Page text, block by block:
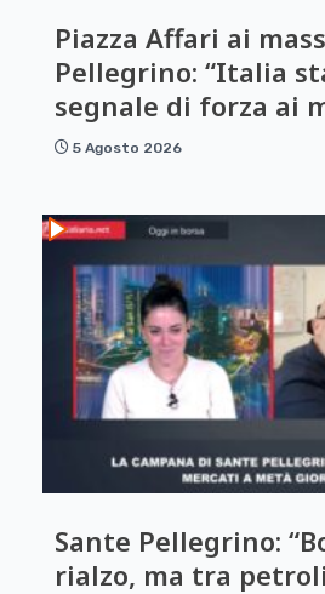
Piazza Affari ai
Pellegrino: “Italia
segnale di forza ai
5 Agosto 2026
Sante Pellegrino:
rialzo, ma tra